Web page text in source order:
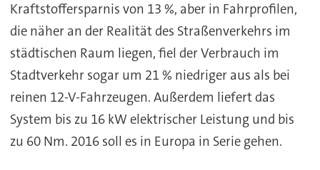
Kraftstoffersparnis von 13 %, aber in Fahrprofilen,
die näher an der Realität des Straßenverkehrs im
städtischen Raum liegen, fiel der Verbrauch im
Stadtverkehr sogar um 21 % niedriger aus als bei
reinen 12-V-Fahrzeugen. Außerdem liefert das
System bis zu 16 kW elektrischer Leistung und bis
zu 60 Nm. 2016 soll es in Europa in Serie gehen.